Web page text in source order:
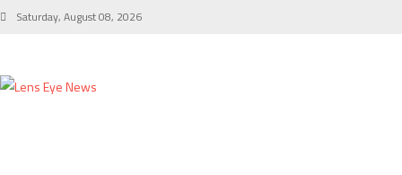
SkipSaturday, August 08, 2026